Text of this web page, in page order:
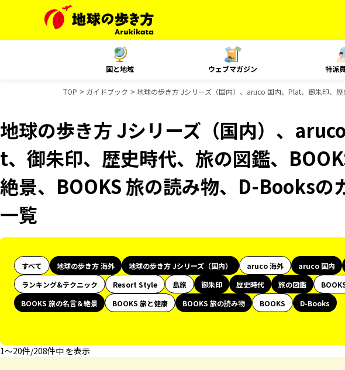
国と地域 ウェブマガジン 特派
TOP ガイドブック 地球の歩き方 Jシリーズ（国内）、aruco 国内、Plat、御朱印、
地球の歩き方 Jシリーズ（国内）、
t、御朱印、歴史時代、旅の図鑑、
絶景、BOOKS 旅の読み物、D-Booksの
一覧
すべて 地球の歩き方 海外 地球の歩き方 Jシリーズ（国内） aruco 海外 aruco 国内
ランキング&テクニック
Resort Style 島旅 御朱印 歴史時代 旅の図鑑
BOOKS 旅の名言＆絶景
BOOKS 旅と健康 BOOKS 旅の読み物 BOOKS
D-Books
1〜20件/208件中 を表示